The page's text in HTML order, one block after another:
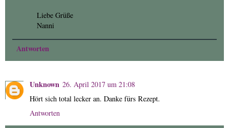
Liebe Grüße
Nanni
Antworten
Unknown 26. April 2017 um 21:08
Hört sich total lecker an. Danke fürs Rezept.
Antworten